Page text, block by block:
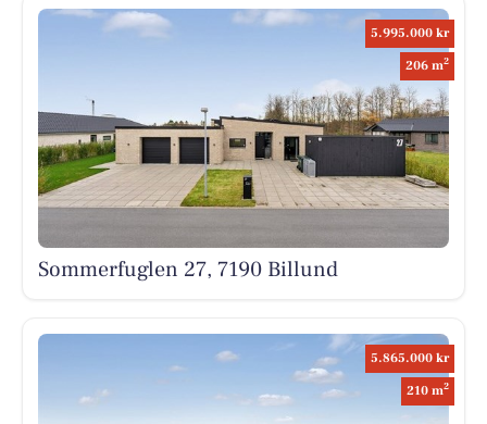
5.995.000 kr
206 m2
Sommerfuglen 27, 7190 Billund
5.865.000 kr
210 m2